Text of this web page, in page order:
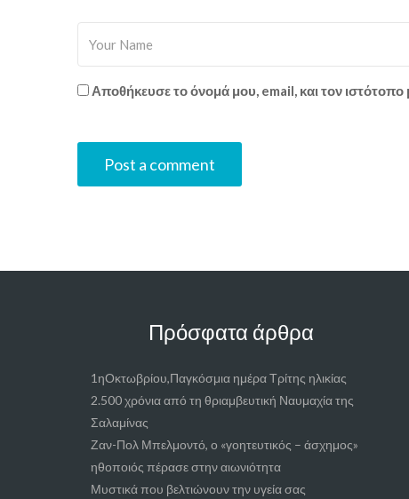
Αποθήκευσε το όνομά μου, email, και τον
Πρόσφατα άρθρα
1ηΟκτωβρίου,Παγκόσμια ημέρα Τρίτης ηλικίας
2.500 χρόνια από τη θριαμβευτική Ναυμαχία της
Σαλαμίνας
Ζαν-Πολ Μπελμοντό, ο «γοητευτικός – άσχημος»
ηθοποιός πέρασε στην αιωνιότητα
Μυστικά που βελτιώνουν την υγεία σας